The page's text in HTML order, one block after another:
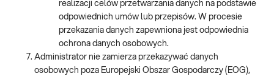
realizacji celów przetwarzania danych na podstawie
odpowiednich umów lub przepisów. W procesie
przekazania danych zapewniona jest odpowiednia
ochrona danych osobowych.
Administrator nie zamierza przekazywać danych
osobowych poza Europejski Obszar Gospodarczy (EOG),